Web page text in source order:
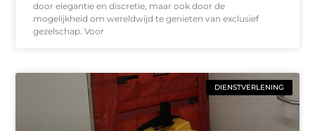
door elegantie en discretie, maar ook door de
mogelijkheid om wereldwijd te genieten van exclusief
gezelschap. Voor
DIENSTVERLENING